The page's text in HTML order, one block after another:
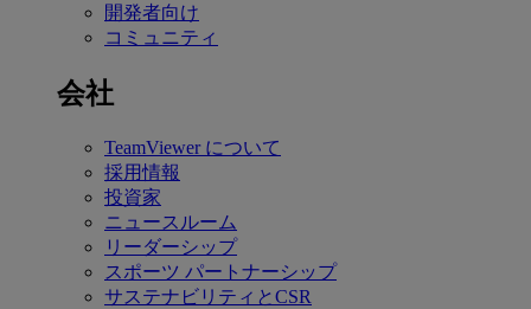
開発者向け
コミュニティ
会社
TeamViewer について
採用情報
投資家
ニュースルーム
リーダーシップ
スポーツ パートナーシップ
サステナビリティとCSR